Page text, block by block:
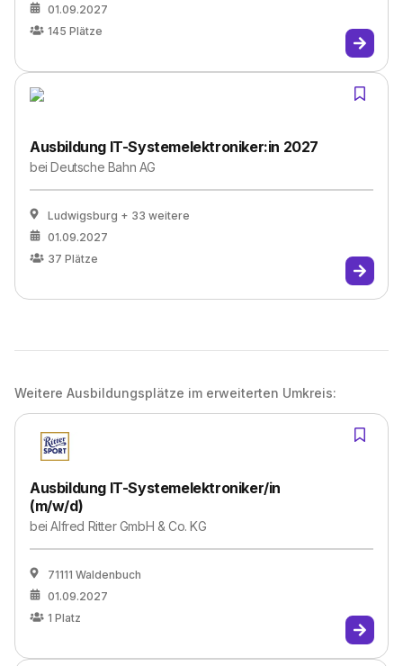
01.09.2027
145 Plätze
Ausbildung IT-Systemelektroniker:in 2027
beiDeutsche Bahn AG
Ludwigsburg + 33 weitere
01.09.2027
37 Plätze
Weitere Ausbildungsplätze im erweiterten Umkreis:
Ausbildung IT-Systemelektroniker/in
(m/w/d)
beiAlfred Ritter GmbH & Co. KG
71111 Waldenbuch
01.09.2027
1 Platz